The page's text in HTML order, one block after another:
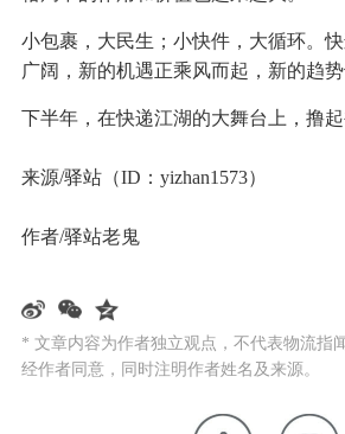
小包裹，大民生；小快件，大循环。
广阔，新的机遇正乘风而起，新的趋势
下半年，在快递江湖的大舞台上，撸起
来源/驿站（ID：yizhan1573）
作者/驿站老鬼
* 文章内容为作者独立观点，不代表物流指
经作者同意，同时注明作者姓名及来源。